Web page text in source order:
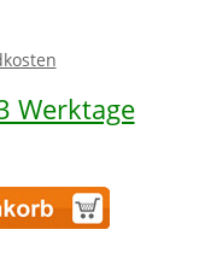
Werktage